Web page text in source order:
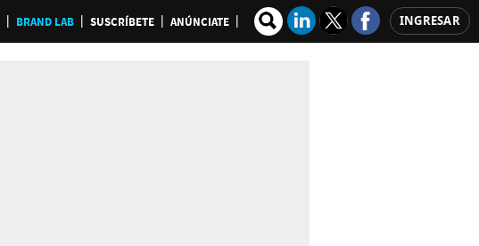
BRAND LAB SUSCRÍBETE ANÚNCIATE INGRESAR